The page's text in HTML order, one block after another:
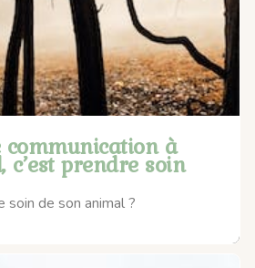
communication à
prendre soin
soin de son animal ?